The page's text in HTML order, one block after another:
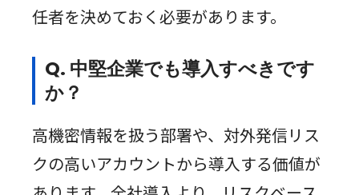
任者を決めておく必要があります。
Q. 中堅企業でも導入すべきです
か？
高機密情報を扱う部署や、対外発信リス
クの高いアカウントから導入する価値が